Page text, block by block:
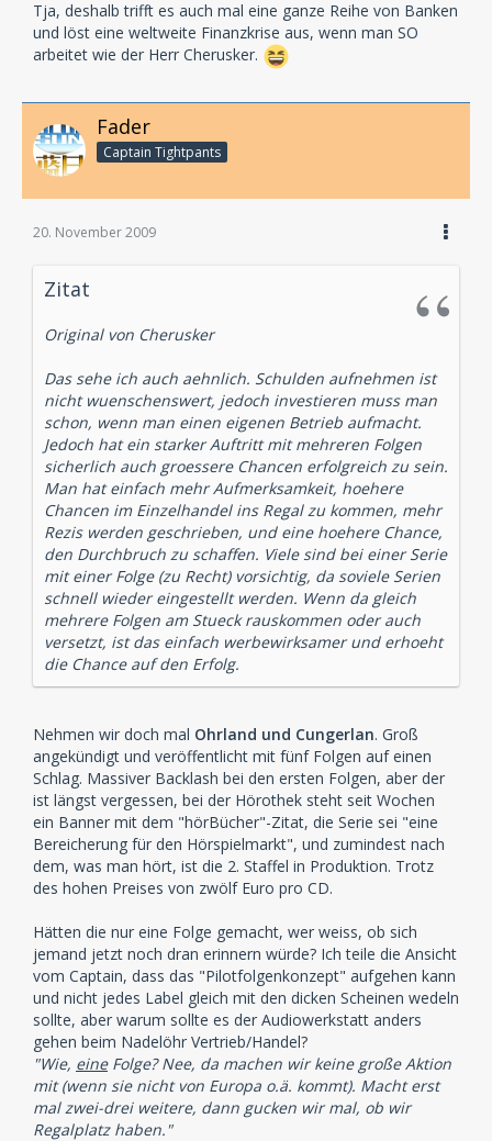
Tja, deshalb trifft es auch mal eine ganze Reihe von Banken
und löst eine weltweite Finanzkrise aus, wenn man SO
arbeitet wie der Herr Cherusker.
Fader
Captain Tightpants
20. November 2009
Zitat
Original von Cherusker
Das sehe ich auch aehnlich. Schulden aufnehmen ist
nicht wuenschenswert, jedoch investieren muss man
schon, wenn man einen eigenen Betrieb aufmacht.
Jedoch hat ein starker Auftritt mit mehreren Folgen
sicherlich auch groessere Chancen erfolgreich zu sein.
Man hat einfach mehr Aufmerksamkeit, hoehere
Chancen im Einzelhandel ins Regal zu kommen, mehr
Rezis werden geschrieben, und eine hoehere Chance,
den Durchbruch zu schaffen. Viele sind bei einer Serie
mit einer Folge (zu Recht) vorsichtig, da soviele Serien
schnell wieder eingestellt werden. Wenn da gleich
mehrere Folgen am Stueck rauskommen oder auch
versetzt, ist das einfach werbewirksamer und erhoeht
die Chance auf den Erfolg.
Nehmen wir doch mal Ohrland und Cungerlan. Groß
angekündigt und veröffentlicht mit fünf Folgen auf einen
Schlag. Massiver Backlash bei den ersten Folgen, aber der
ist längst vergessen, bei der Hörothek steht seit Wochen
ein Banner mit dem "hörBücher"-Zitat, die Serie sei "eine
Bereicherung für den Hörspielmarkt", und zumindest nach
dem, was man hört, ist die 2. Staffel in Produktion. Trotz
des hohen Preises von zwölf Euro pro CD.
Hätten die nur eine Folge gemacht, wer weiss, ob sich
jemand jetzt noch dran erinnern würde? Ich teile die Ansicht
vom Captain, dass das "Pilotfolgenkonzept" aufgehen kann
und nicht jedes Label gleich mit den dicken Scheinen wedeln
sollte, aber warum sollte es der Audiowerkstatt anders
gehen beim Nadelöhr Vertrieb/Handel?
"Wie, eineFolge? Nee, da machen wir keine große Aktion
mit (wenn sie nicht von Europa o.ä. kommt). Macht erst
mal zwei-drei weitere, dann gucken wir mal, ob wir
Regalplatz haben."